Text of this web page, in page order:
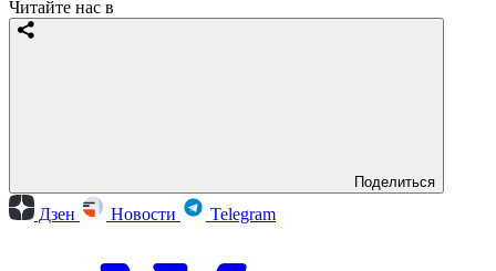
Читайте нас в
Поделиться
Дзен Новости Telegram